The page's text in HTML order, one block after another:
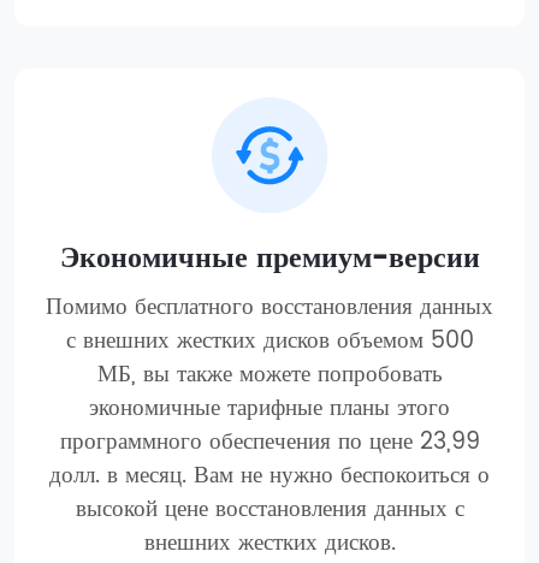
Экономичные премиум-версии
Помимо бесплатного восстановления данных
с внешних жестких дисков объемом 500
МБ, вы также можете попробовать
экономичные тарифные планы этого
программного обеспечения по цене 23,99
долл. в месяц. Вам не нужно беспокоиться о
высокой цене восстановления данных с
внешних жестких дисков.